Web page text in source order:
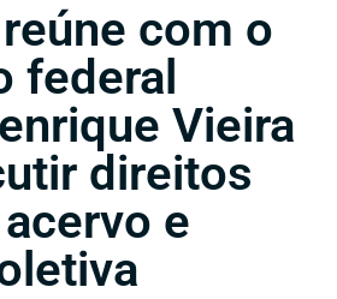
com o
federal
Vieira
direitos
e